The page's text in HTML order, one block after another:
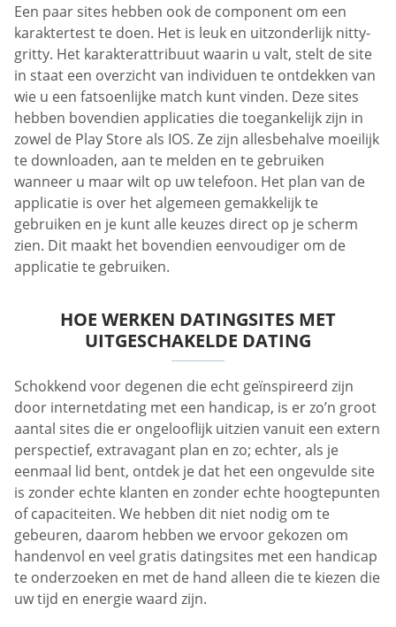
Een paar sites hebben ook de component om een
karaktertest te doen. Het is leuk en uitzonderlijk nitty-
gritty. Het karakterattribuut waarin u valt, stelt de site
in staat een overzicht van individuen te ontdekken van
wie u een fatsoenlijke match kunt vinden. Deze sites
hebben bovendien applicaties die toegankelijk zijn in
zowel de Play Store als IOS. Ze zijn allesbehalve moeilijk
te downloaden, aan te melden en te gebruiken
wanneer u maar wilt op uw telefoon. Het plan van de
applicatie is over het algemeen gemakkelijk te
gebruiken en je kunt alle keuzes direct op je scherm
zien. Dit maakt het bovendien eenvoudiger om de
applicatie te gebruiken.
HOE WERKEN DATINGSITES MET
UITGESCHAKELDE DATING
Schokkend voor degenen die echt geïnspireerd zijn
door internetdating met een handicap, is er zo’n groot
aantal sites die er ongelooflijk uitzien vanuit een extern
perspectief, extravagant plan en zo; echter, als je
eenmaal lid bent, ontdek je dat het een ongevulde site
is zonder echte klanten en zonder echte hoogtepunten
of capaciteiten. We hebben dit niet nodig om te
gebeuren, daarom hebben we ervoor gekozen om
handenvol en veel gratis datingsites met een handicap
te onderzoeken en met de hand alleen die te kiezen die
uw tijd en energie waard zijn.